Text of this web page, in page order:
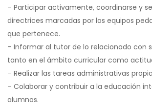
– Participar activamente, coordinarse y
directrices marcadas por los equipos
que pertenece.
– Informar al tutor de lo relacionado con
tanto en el ámbito curricular como
– Realizar las tareas administrativas
– Colaborar y contribuir a la educación
alumnos.